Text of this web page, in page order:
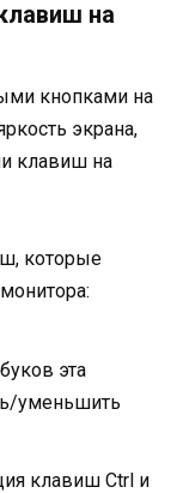
на
кнопками на
экрана,
клавиш на
которые
эта
уменьшить
клавиш Ctrl и